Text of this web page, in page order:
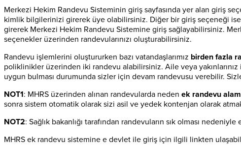
Merkezi Hekim Randevu Sisteminin giriş sayfasında yer alan giriş
kimlik bilgilerinizi girerek üye olabilirsiniz. Diğer bir giriş seçeneği ise
girerek Merkezi Hekim Randevu Sistemine giriş sağlayabilirsiniz.
seçenekler üzerinden randevularınızı oluşturabilirsiniz.
Randevu işlemlerini oluştururken bazı vatandaşlarımız birden fazla
poliklinikler üzerinden iki randevu alabilirsiniz. Aile veya
uygun bulması durumunda sizler için devam randevusu verebilir.
NOT1: MHRS üzerinden alınan randevularda neden ek randevu
sonra sistem otomatik olarak sizi asil ve yedek kontenjan olarak
NOT2: Sağlık bakanlığı tarafından randevuların sık olması
MHRS ek randevu sistemine e devlet ile giriş için ilgili linkten